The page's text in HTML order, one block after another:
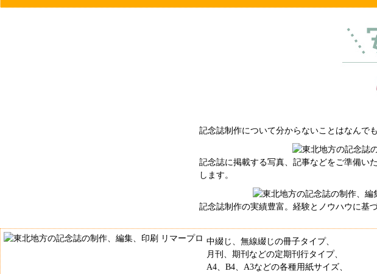
記念誌制作について分からないことはなんで
記念誌に掲載する写真、記事などをご準備い
します。
記念誌制作の実績豊富。経験とノウハウに基
中綴じ、無線綴じの冊子タイプ、
月刊、期刊などの定期刊行タイプ、
A4、B4、A3などの各種用紙サイズ、